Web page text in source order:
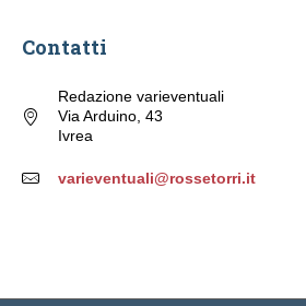
Contatti
Redazione varieventuali
Via Arduino, 43
Ivrea
varieventuali@rossetorri.it